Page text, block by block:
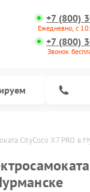
+7 (800)
Ежедневно, с
+7 (800)
Звонок
CityCoco X7 PRO в